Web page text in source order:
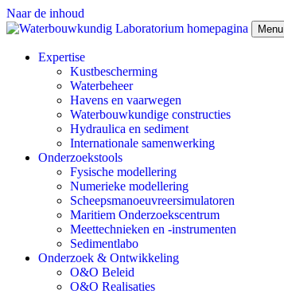
Naar de inhoud
Menu
Expertise
Kustbescherming
Waterbeheer
Havens en vaarwegen
Waterbouwkundige constructies
Hydraulica en sediment
Internationale samenwerking
Onderzoekstools
Fysische modellering
Numerieke modellering
Scheepsmanoeuvreersimulatoren
Maritiem Onderzoekscentrum
Meettechnieken en -instrumenten
Sedimentlabo
Onderzoek & Ontwikkeling
O&O Beleid
O&O Realisaties